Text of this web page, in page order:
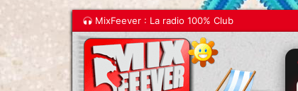
MixFeever : La radio 100% Club